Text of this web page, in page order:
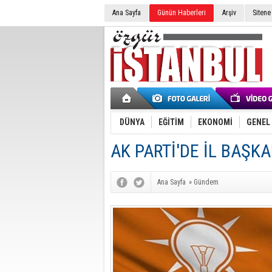
Ana Sayfa Günün Haberleri Arşiv
DÜNYA EĞİTİM EKONOMİ GENEL
AK PARTİ'DE İL
Ana Sayfa » Gündem